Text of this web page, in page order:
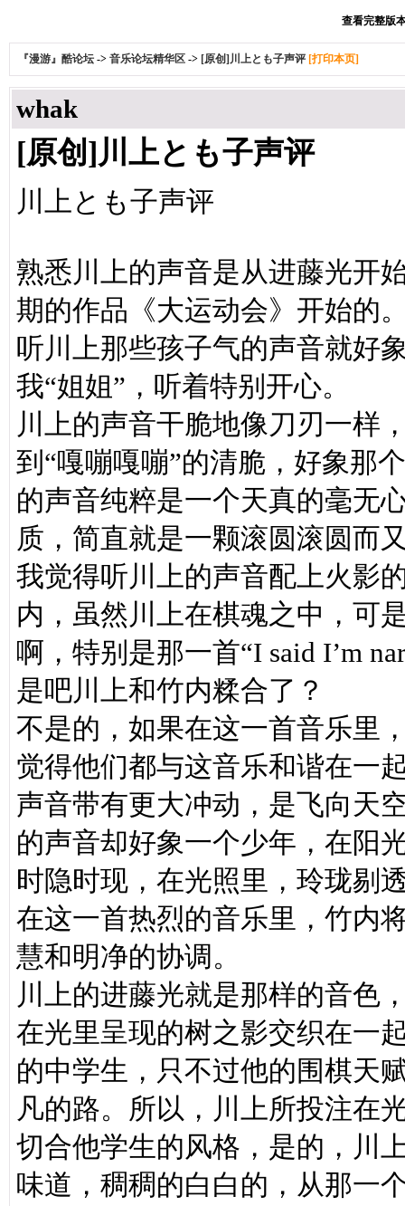
查看完整版
『漫游』酷论坛 -> 音乐论坛精华区 -> [原创]川上とも子声评 [打印本页]
whak
[原创]川上とも子声评
川上とも子声评
熟悉川上的声音是从进藤光开
期的作品《大运动会》开始的
听川上那些孩子气的声音就好
我“姐姐”，听着特别开心。
川上的声音干脆地像刀刃一样
到“嘎嘣嘎嘣”的清脆，好象那
的声音纯粹是一个天真的毫无
质，简直就是一颗滚圆滚圆而
我觉得听川上的声音配上火影
内，虽然川上在棋魂之中，可
啊，特别是那一首“I said I’m
是吧川上和竹内糅合了？
不是的，如果在这一首音乐里
觉得他们都与这音乐和谐在一
声音带有更大冲动，是飞向天
的声音却好象一个少年，在阳
时隐时现，在光照里，玲珑剔
在这一首热烈的音乐里，竹内
慧和明净的协调。
川上的进藤光就是那样的音色
在光里呈现的树之影交织在一
的中学生，只不过他的围棋天
凡的路。所以，川上所投注在
切合他学生的风格，是的，川
味道，稠稠的白白的，从那一